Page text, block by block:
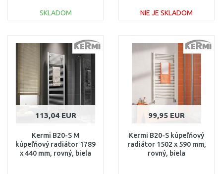
SKLADOM
Porovnať
NIE JE SKLADOM
Porovnať
113,04 EUR
Kermi B20-S M
kúpeľňový radiátor 1789
x 440 mm, rovný, biela
99,95 EUR
Kermi B20-S kúpeľňový
radiátor 1502 x 590 mm,
rovný, biela